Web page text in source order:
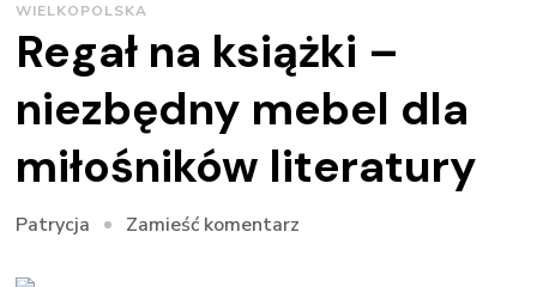
WIELKOPOLSKA
Regał na książki –
niezbędny mebel dla
miłośników literatury
Patrycja Zamieść komentarz